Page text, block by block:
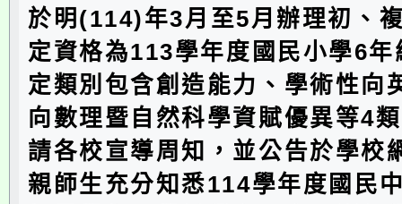
於明(114)年3月至5月辦理初、
定資格為113學年度國民小學6年
定類別包含創造能力、學術性向
向數理暨自然科學資賦優異等4
請各校宣導周知，並公告於學校
親師生充分知悉114學年度國民